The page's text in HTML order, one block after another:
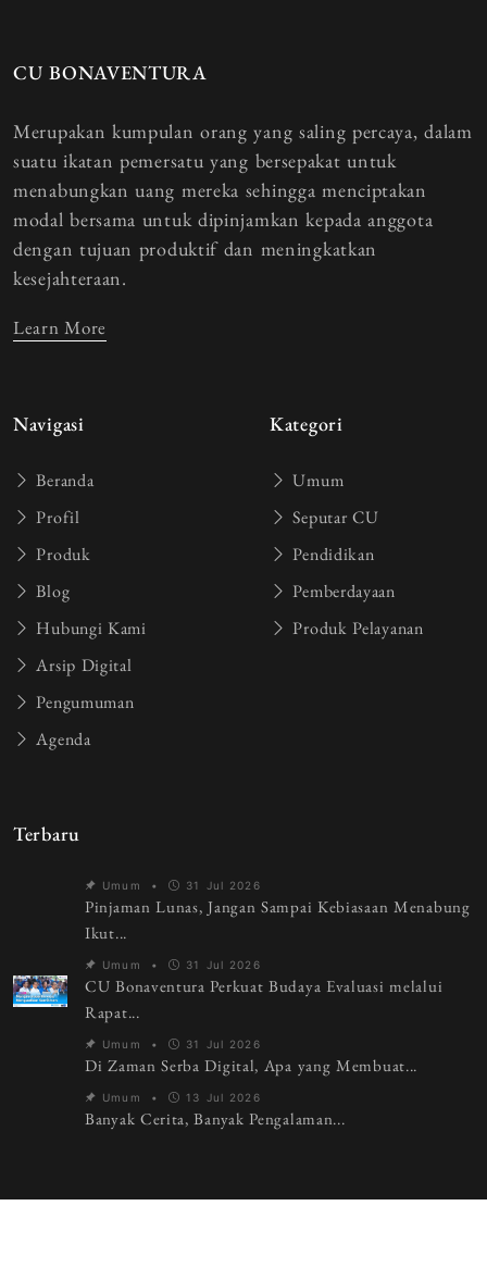
CU BONAVENTURA
Merupakan kumpulan orang yang saling percaya, dalam
suatu ikatan pemersatu yang bersepakat untuk
menabungkan uang mereka sehingga menciptakan
modal bersama untuk dipinjamkan kepada anggota
dengan tujuan produktif dan meningkatkan
kesejahteraan.
Learn More
Navigasi
Beranda
Profil
Produk
Blog
Hubungi Kami
Arsip Digital
Pengumuman
Agenda
Kategori
Umum
Seputar CU
Pendidikan
Pemberdayaan
Produk Pelayanan
Terbaru
Umum • 31 Jul 2026
Pinjaman Lunas, Jangan Sampai Kebiasaan Menabung
Ikut...
Umum • 31 Jul 2026
CU Bonaventura Perkuat Budaya Evaluasi melalui
Rapat...
Umum • 31 Jul 2026
Di Zaman Serba Digital, Apa yang Membuat...
Umum • 13 Jul 2026
Banyak Cerita, Banyak Pengalaman...